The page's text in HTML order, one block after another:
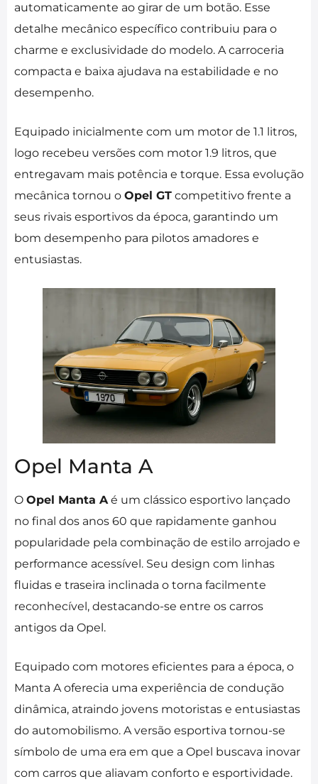
automaticamente ao girar de um botão. Esse
detalhe mecânico específico contribuiu para o
charme e exclusividade do modelo. A carroceria
compacta e baixa ajudava na estabilidade e no
desempenho.
Equipado inicialmente com um motor de 1.1 litros,
logo recebeu versões com motor 1.9 litros, que
entregavam mais potência e torque. Essa evolução
mecânica tornou o Opel GT competitivo frente a
seus rivais esportivos da época, garantindo um
bom desempenho para pilotos amadores e
entusiastas.
Opel Manta A
O Opel Manta Aé um clássico esportivo lançado
no final dos anos 60 que rapidamente ganhou
popularidade pela combinação de estilo arrojado e
performance acessível. Seu design com linhas
fluidas e traseira inclinada o torna facilmente
reconhecível, destacando-se entre os carros
antigos da Opel.
Equipado com motores eficientes para a época, o
Manta A oferecia uma experiência de condução
dinâmica, atraindo jovens motoristas e entusiastas
do automobilismo. A versão esportiva tornou-se
símbolo de uma era em que a Opel buscava inovar
com carros que aliavam conforto e esportividade.